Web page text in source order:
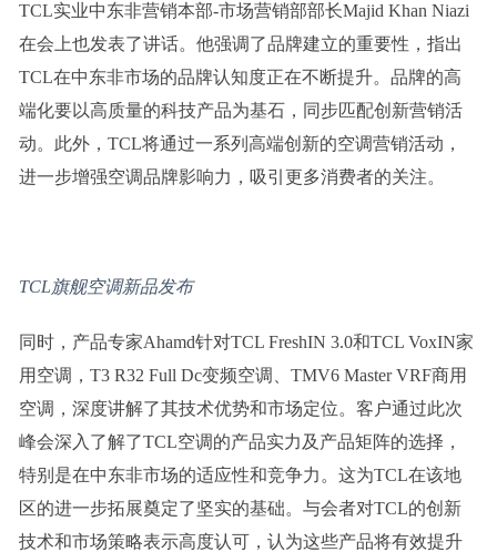
TCL实业中东非营销本部-市场营销部部长Majid Khan Niazi
在会上也发表了讲话。他强调了品牌建立的重要性，指出
TCL在中东非市场的品牌认知度正在不断提升。品牌的高
端化要以高质量的科技产品为基石，同步匹配创新营销活
动。此外，TCL将通过一系列高端创新的空调营销活动，
进一步增强空调品牌影响力，吸引更多消费者的关注。
TCL旗舰空调新品发布
同时，产品专家Ahamd针对TCL FreshIN 3.0和TCL VoxIN家
用空调，T3 R32 Full Dc变频空调、TMV6 Master VRF商用
空调，深度讲解了其技术优势和市场定位。客户通过此次
峰会深入了解了TCL空调的产品实力及产品矩阵的选择，
特别是在中东非市场的适应性和竞争力。这为TCL在该地
区的进一步拓展奠定了坚实的基础。与会者对TCL的创新
技术和市场策略表示高度认可，认为这些产品将有效提升